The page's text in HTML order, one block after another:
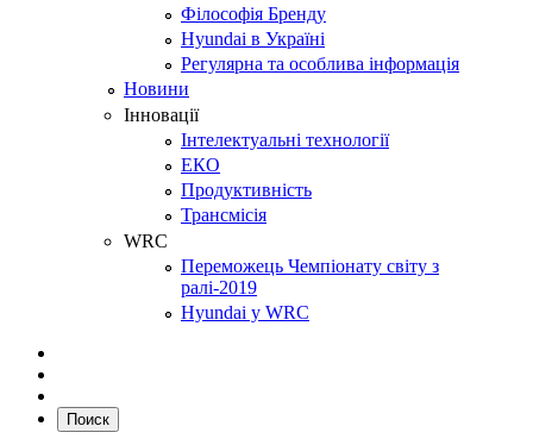
Філософія Бренду
Hyundai в Україні
Регулярна та особлива інформація
Новини
Інновації
Інтелектуальні технології
ЕКО
Продуктивність
Трансмісія
WRC
Переможець Чемпіонату світу з
ралі-2019
Hyundai у WRC
Поиск